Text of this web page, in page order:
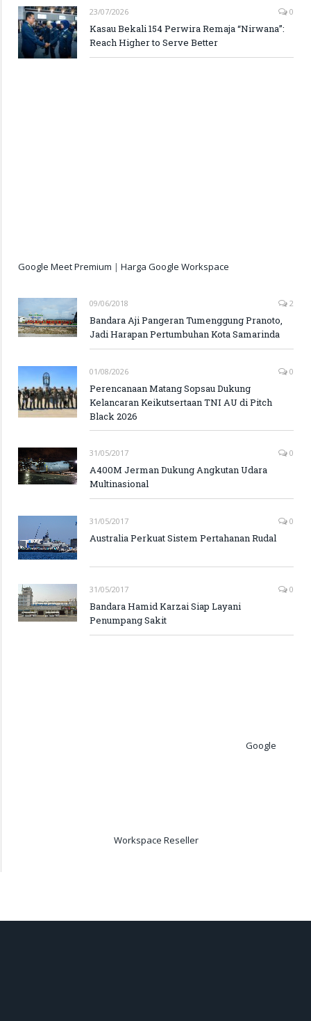
23/07/2026 0
Kasau Bekali 154 Perwira Remaja “Nirwana”:
Reach Higher to Serve Better
Google Meet Premium | Harga Google Workspace
09/06/2018 2
Bandara Aji Pangeran Tumenggung Pranoto,
Jadi Harapan Pertumbuhan Kota Samarinda
01/08/2026 0
Perencanaan Matang Sopsau Dukung
Kelancaran Keikutsertaan TNI AU di Pitch
Black 2026
31/05/2017 0
A400M Jerman Dukung Angkutan Udara
Multinasional
31/05/2017 0
Australia Perkuat Sistem Pertahanan Rudal
31/05/2017 0
Bandara Hamid Karzai Siap Layani
Penumpang Sakit
Google
Workspace Reseller